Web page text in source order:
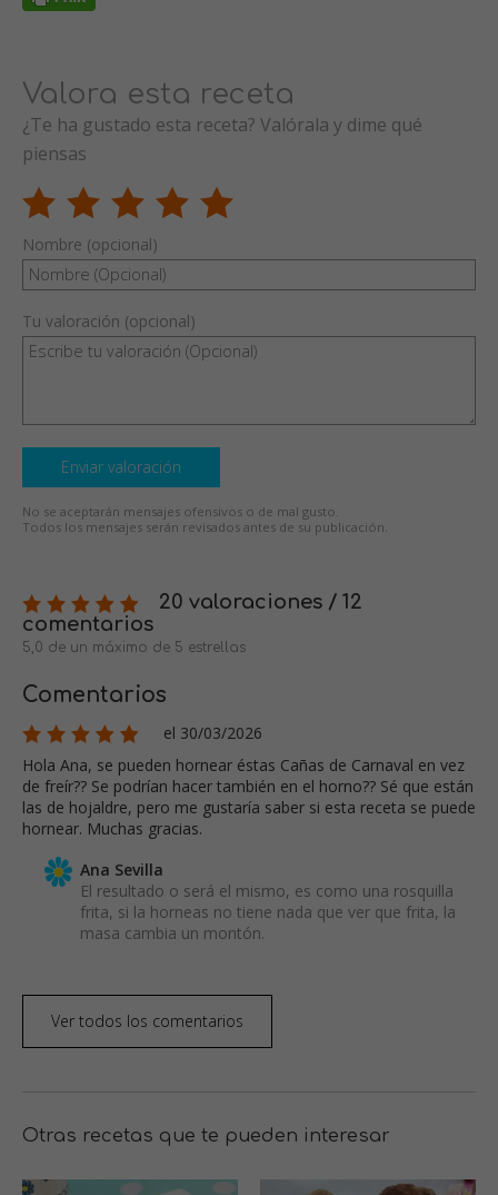
Valora esta receta
¿Te ha gustado esta receta? Valórala y dime qué
piensas
Nombre (opcional)
Tu valoración (opcional)
Enviar valoración
No se aceptarán mensajes ofensivos o de mal gusto.
Todos los mensajes serán revisados antes de su publicación.
20 valoraciones / 12
comentarios
5,0 de un máximo de 5 estrellas
Comentarios
el 30/03/2026
Hola Ana, se pueden hornear éstas Cañas de Carnaval en vez
de freír?? Se podrían hacer también en el horno?? Sé que están
las de hojaldre, pero me gustaría saber si esta receta se puede
hornear. Muchas gracias.
Ana Sevilla
El resultado o será el mismo, es como una rosquilla
frita, si la horneas no tiene nada que ver que frita, la
masa cambia un montón.
Ver todos los comentarios
Otras recetas que te pueden interesar